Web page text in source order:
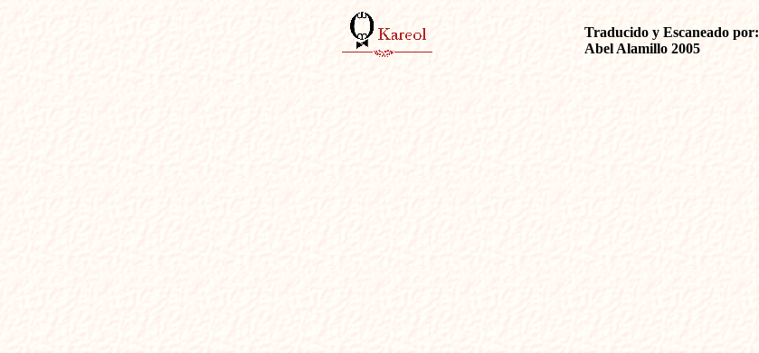
Traducido y Escaneado por: